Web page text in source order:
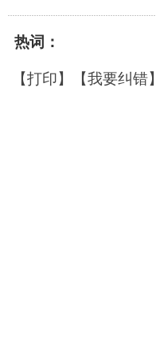
热词：
【打印】【我要纠错